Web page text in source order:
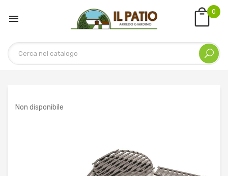

0
Non disponibile